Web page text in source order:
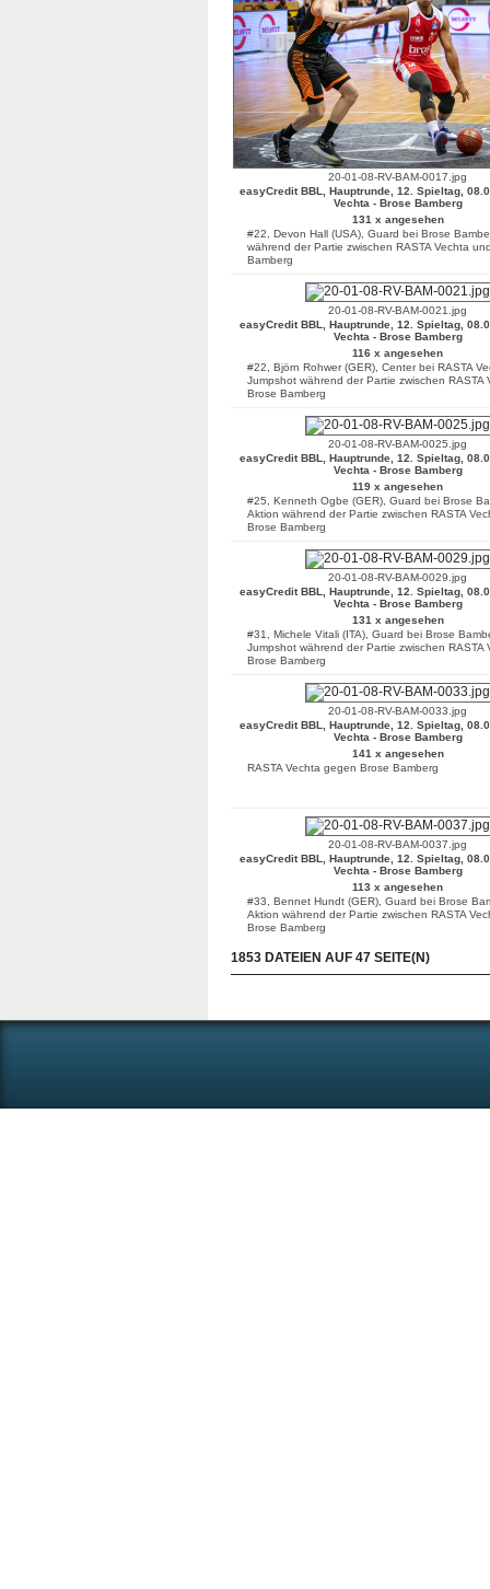
20-01-08-RV-BAM-0017.jpg
easyCredit BBL, Hauptrunde, 12. Spieltag,
Vechta - Brose Bamberg
131 x angesehen
#22, Devon Hall (USA), Guard bei Brose
während der Partie zwischen RASTA Vechta
Bamberg
20-01-08-RV-BAM-0021.jpg
easyCredit BBL, Hauptrunde, 12. Spieltag,
Vechta - Brose Bamberg
116 x angesehen
#22, Björn Rohwer (GER), Center bei RASTA
Jumpshot während der Partie zwischen RASTA
Brose Bamberg
20-01-08-RV-BAM-0025.jpg
easyCredit BBL, Hauptrunde, 12. Spieltag,
Vechta - Brose Bamberg
119 x angesehen
#25, Kenneth Ogbe (GER), Guard bei Brose
Aktion während der Partie zwischen RASTA
Brose Bamberg
20-01-08-RV-BAM-0029.jpg
easyCredit BBL, Hauptrunde, 12. Spieltag,
Vechta - Brose Bamberg
131 x angesehen
#31, Michele Vitali (ITA), Guard bei Brose
Jumpshot während der Partie zwischen RASTA
Brose Bamberg
20-01-08-RV-BAM-0033.jpg
easyCredit BBL, Hauptrunde, 12. Spieltag,
Vechta - Brose Bamberg
141 x angesehen
RASTA Vechta gegen Brose Bamberg
20-01-08-RV-BAM-0037.jpg
easyCredit BBL, Hauptrunde, 12. Spieltag,
Vechta - Brose Bamberg
113 x angesehen
#33, Bennet Hundt (GER), Guard bei Brose
Aktion während der Partie zwischen RASTA
Brose Bamberg
1853 DATEIEN AUF 47 SEITE(N)